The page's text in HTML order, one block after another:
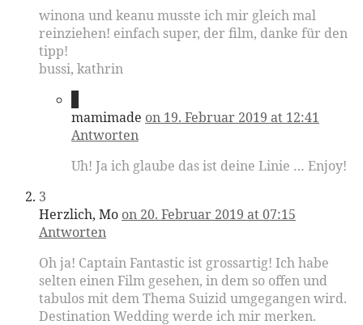
winona und keanu musste ich mir gleich mal
reinziehen! einfach super, der film, danke für den
tipp!
bussi, kathrin
mamimade on 19. Februar 2019 at 12:41
Antworten
Uh! Ja ich glaube das ist deine Linie … Enjoy!
3
Herzlich, Mo on 20. Februar 2019 at 07:15
Antworten
Oh ja! Captain Fantastic ist grossartig! Ich habe
selten einen Film gesehen, in dem so offen und
tabulos mit dem Thema Suizid umgegangen wird.
Destination Wedding werde ich mir merken.